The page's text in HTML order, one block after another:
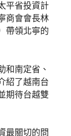
平省投資計
商會會長林
帶領北寧的
和南定省、
紹了越南台
期待台越雙
最關切的問